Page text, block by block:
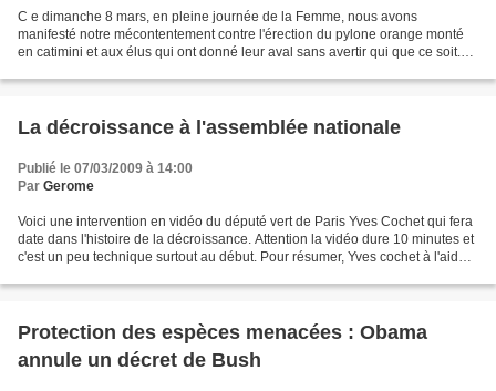
C e dimanche 8 mars, en pleine journée de la Femme, nous avons
manifesté notre mécontentement contre l'érection du pylone orange monté
en catimini et aux élus qui ont donné leur aval sans avertir qui que ce soit.
La décroissance à l'assemblée nationale
Publié le 07/03/2009 à 14:00
Par Gerome
Voici une intervention en vidéo du député vert de Paris Yves Cochet qui fera
date dans l'histoire de la décroissance. Attention la vidéo dure 10 minutes et
c'est un peu technique surtout au début. Pour résumer, Yves cochet à l'aide
Protection des espèces menacées : Obama
annule un décret de Bush